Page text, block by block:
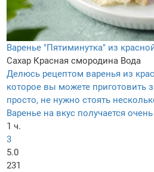
Варенье "Пятиминутка" из
Сахар Красная смородина Вода
Делюсь рецептом варенья из
которое вы можете приготовить
просто, не нужно стоять
Варенье на вкус получается
1 ч.
3
5.0
231